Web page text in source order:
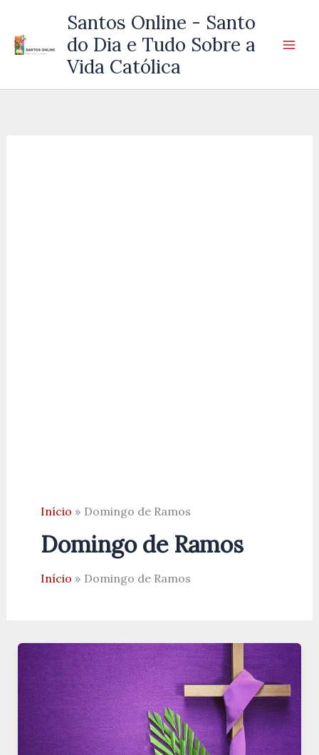
Santos Online - Santo
do Dia e Tudo Sobre a
Vida Católica
Início Domingo de Ramos
Domingo de Ramos
Início Domingo de Ramos